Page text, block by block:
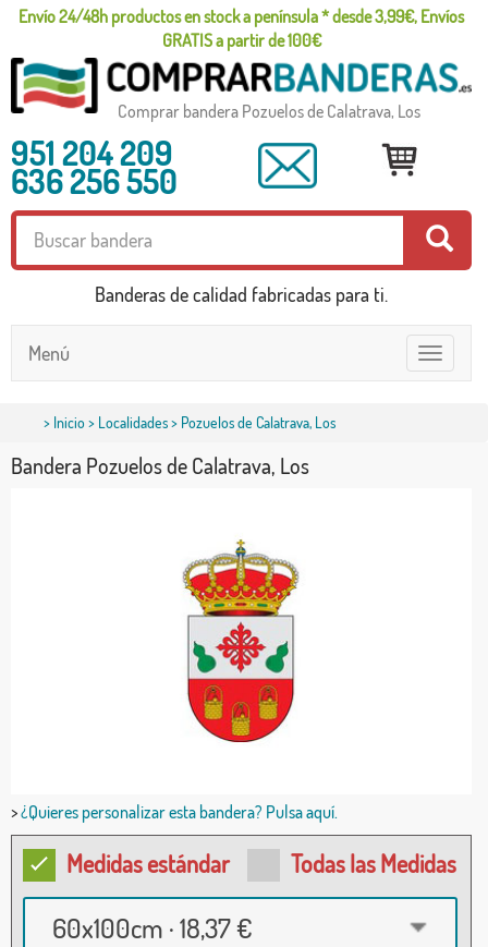
Envío 24/48h productos en stock a península * desde 3,99€, Envíos
GRATIS a partir de 100€
Comprar bandera Pozuelos de Calatrava, Los
951 204 209
636 256 550
Banderas de calidad fabricadas para ti.
Toggle
navigation
Menú
> Inicio> Localidades> Pozuelos de Calatrava, Los
Bandera Pozuelos de Calatrava, Los
>¿Quieres personalizar esta bandera? Pulsa aquí.
Medidas estándar Todas las Medidas
60x100cm · 18,37 €